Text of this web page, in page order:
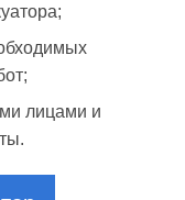
лицами и